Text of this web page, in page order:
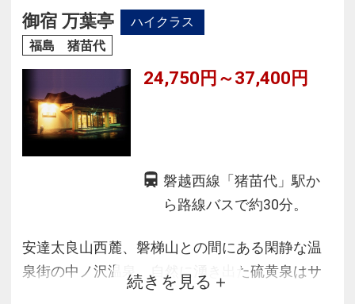
御宿 万葉亭
ハイクラス
福島 猪苗代
24,750円～37,400円
磐越西線「猪苗代」駅か
ら路線バスで約30分。
安達太良山西麓、磐梯山との間にある閑静な温
泉街の中ノ沢温泉。自然に湧き出た硫黄泉はサ
ラサラとした泉質が特徴敵で温泉好きにも人気
続きを見る